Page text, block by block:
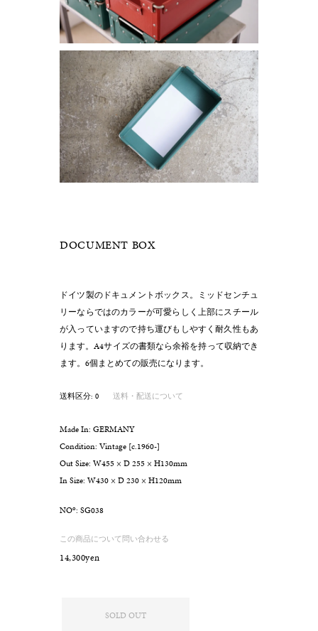
DOCUMENT BOX
ドイツ製のドキュメントボックス。ミッドセンチュ
リーならではのカラーが可愛らしく上部にスチール
が入っていますので持ち運びもしやすく耐久性もあ
ります。A4サイズの書類なら余裕を持って収納でき
ます。6個まとめての販売になります。
送料区分: 0 送料・配送について
Made In: GERMANY
Condition: Vintage [c.1960-]
Out Size: W455 × D 255 × H130mm
In Size: W430 × D 230 × H120mm
NOo: SG038
この商品について問い合わせる
14,300yen
SOLD OUT